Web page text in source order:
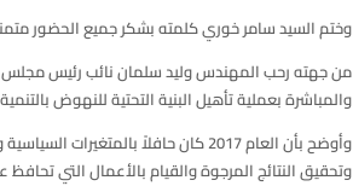
وختم السيد سامر خوري كلمته بشكر جميع الحضور
من جهته رحب المهندس وليد سلمان نائب رئيس مجلس
والمباشرة بعملية تأهيل البنية التحتية للنهوض
وأوضح بأن العام 2017 كان حافلاً
وتحقيق النتائج المرجوة والقيام بالأعمال التي